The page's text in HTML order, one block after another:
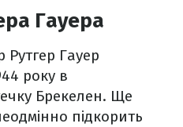
Гауера
Гауер
року в
Брекелен. Ще
підкорить